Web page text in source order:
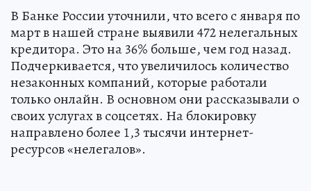
В Банке России уточнили, что всего с января по
март в нашей стране выявили 472 нелегальных
кредитора. Это на 36% больше, чем год назад.
Подчеркивается, что увеличилось количество
незаконных компаний, которые работали
только онлайн. В основном они рассказывали о
своих услугах в соцсетях. На блокировку
направлено более 1,3 тысячи интернет-
ресурсов «нелегалов».